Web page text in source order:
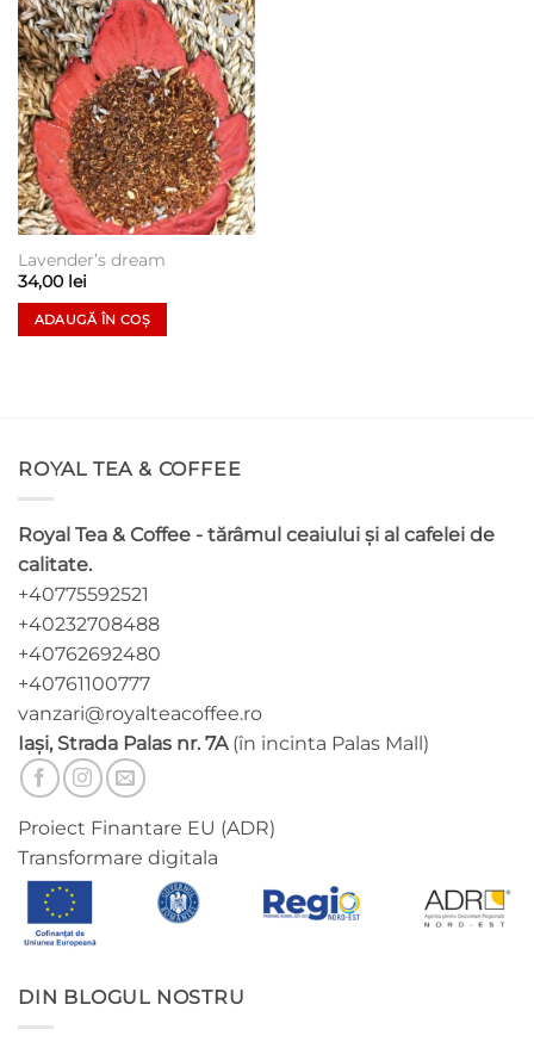
are
mai
multe
variații.
Opțiunile
pot
fi
alese
în
pagina
produsului.
Add to
wishlist
Lavender’s dream
34,00 lei
ADAUGĂ ÎN COȘ
ROYAL TEA & COFFEE
Royal Tea & Coffee - tărâmul ceaiului și al cafelei de
calitate.
+40775592521
+40232708488
+40762692480
+40761100777
vanzari@royalteacoffee.ro
Iași, Strada Palas nr. 7A(în incinta Palas Mall)
Proiect Finantare EU (ADR)
Transformare digitala
DIN BLOGUL NOSTRU